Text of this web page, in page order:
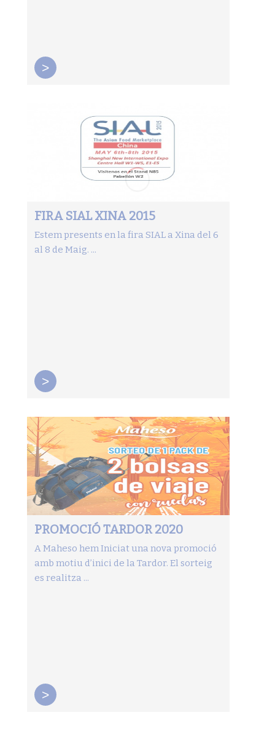
>
FIRA SIAL XINA 2015
Estem presents en la fira SIAL a Xina del 6
al 8 de Maig. ...
>
PROMOCIÓ TARDOR 2020
A Maheso hem Iniciat una nova promoció
amb motiu d’inici de la Tardor. El sorteig
es realitza ...
>